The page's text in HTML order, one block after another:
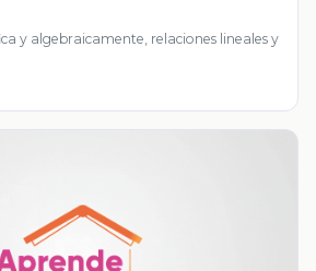
y algebraicamente, relaciones lineales y